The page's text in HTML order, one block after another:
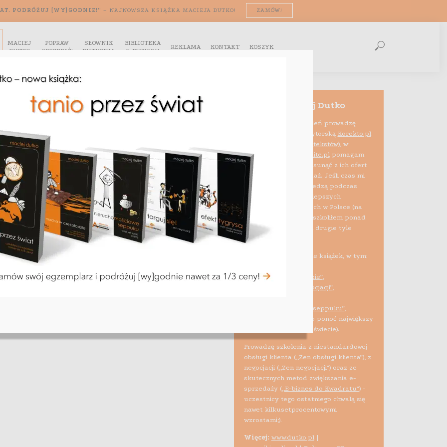
PODRÓŻUJ [WY]GODNIE!” – NAJNOWSZA KSIĄŻKA MACIEJA DUTKO! ZAMÓW!
MACIEJ
DUTKO
POPRAW
SPRZEDAŻ!
SŁOWNIK
DUTKONIA
BIBLIOTEKA
E-BIZNESU
REKLAMA KONTAKT KOSZYK
Maciej Dutko
Na co dzień prowadzę
firmę edytorską Korekto.pl
(korekta tekstów), w
ramach projektu
Audite.plpomagam
też e-sprzedawcom usunąć z ich ofert
błędy psujące sprzedaż. Jeśli czas mi
pozwala, dzielę się wiedzą podczas
szkoleń i zajęć na najlepszych
uczelniach biznesowych w Polsce (na
zlecenie Allegro przeszkoliłem ponad
10 tys. sprzedawców i drugie tyle
studentów).
Spłodziłem kilkanaście książek, w tym:
•„Mucha w czekoladzie”,
„Targuj się! Zen negocjacji”,
„Nieruchomościowe seppuku”,
(to ponoć największy
tego typu projekt na świecie).
Prowadzę szkolenia z niestandardowej
obsługi klienta („Zen obsługi klienta”), z
negocjacji („Zen negocjacji”) oraz ze
skutecznych metod zwiększania e-
sprzedaży („E-biznes do Kwadratu”) -
uczestnicy tego ostatniego chwalą się
nawet kilkusetprocentowymi
wzrostami;).
Więcej: www.dutko.pl|